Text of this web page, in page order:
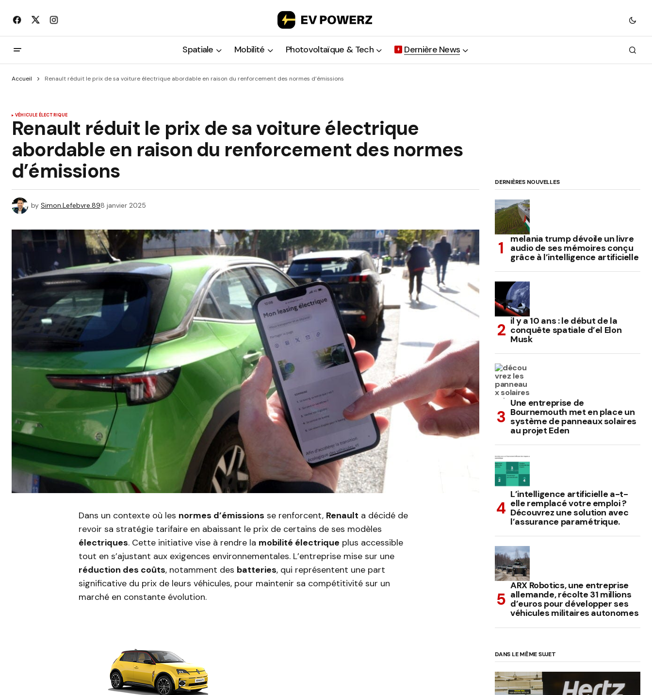
Spatiale Mobilité Photovoltaïque & Tech Dernière News
Accueil Renault réduit le prix de sa voiture électrique abordable en raison du renforcement des normes d’émissions
VÉHICULE ÉLECTRIQUE
Renault réduit le prix de sa voiture électrique
abordable en raison du renforcement des normes
d’émissions
by Simon.Lefebvre.898 janvier 2025
Dans un contexte où les normes d’émissions se renforcent, Renault a décidé de
revoir sa stratégie tarifaire en abaissant le prix de certains de ses modèles
électriques. Cette initiative vise à rendre la mobilité électrique plus accessible
tout en s’ajustant aux exigences environnementales. L’entreprise mise sur une
réduction des coûts, notamment des batteries, qui représentent une part
significative du prix de leurs véhicules, pour maintenir sa compétitivité sur un
marché en constante évolution.
DERNIÈRES NOUVELLES
melania trump dévoile un livre
audio de ses mémoires conçu
grâce à l’intelligence artificielle
il y a 10 ans : le début de la
conquête spatiale d’el Elon
Musk
Une entreprise de
Bournemouth met en place un
système de panneaux solaires
au projet Eden
L’intelligence artificielle a-t-
elle remplacé votre emploi ?
Découvrez une solution avec
l’assurance paramétrique.
ARX Robotics, une entreprise
allemande, récolte 31 millions
d’euros pour développer ses
véhicules militaires autonomes
DANS LE MÊME SUJET